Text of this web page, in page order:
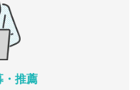
・推薦